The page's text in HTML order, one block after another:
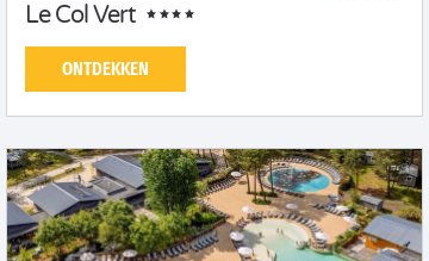
Le Col Vert
ONTDEKKEN